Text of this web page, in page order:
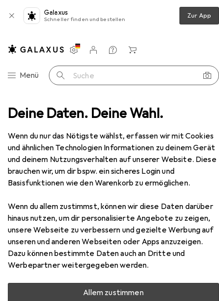
Deine Daten. Deine Wahl.
Wenn du nur das Nötigste wählst, erfassen wir mit Cookies
und ähnlichen Technologien Informationen zu deinem Gerät
und deinem Nutzungsverhalten auf unserer Website. Diese
brauchen wir, um dir bspw. ein sicheres Login und
Basisfunktionen wie den Warenkorb zu ermöglichen.
Wenn du allem zustimmst, können wir diese Daten darüber
hinaus nutzen, um dir personalisierte Angebote zu zeigen,
unsere Webseite zu verbessern und gezielte Werbung auf
unseren und anderen Webseiten oder Apps anzuzeigen.
Dazu können bestimmte Daten auch an Dritte und
Werbepartner weitergegeben werden.
Allem zustimmen
Galaxus
Schneller finden und bestellen Zur App
Navigation nach Kategorien
Menü Suche
Einstellungen
Kundenkonto
Vergleichslisten
Merklisten
Warenkorb
Festplatte WD CAP HC310 SAS Ult 512E SE P3 D
312,82 78,21 1TB
WDCAP HC310 SAS Ult 512E SE P3 D
4 TB, 3.5"
Zubehör für WD CAP HC310 SAS
Ult 512E SE P3 D
Hier findest du passendes Zubehör zum Produkt WD CAP
HC310 SAS Ult 512E SE P3 D aus der Kategorie